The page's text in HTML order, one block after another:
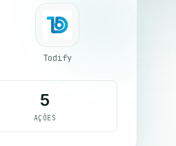
Todify
5
AÇÕES